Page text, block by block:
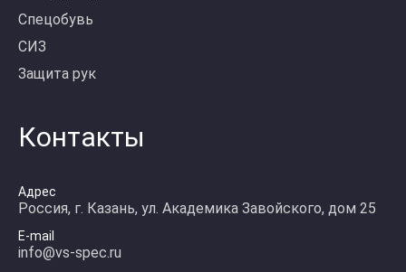
Спецобувь
СИЗ
Защита рук
Контакты
Адрес
Россия, г. Казань, ул. Академика Завойского, дом 25
E-mail
info@vs-spec.ru